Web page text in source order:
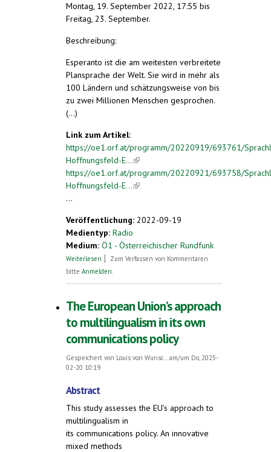
Montag, 19. September 2022, 17:55 bis
Freitag, 23. September.
Beschreibung:
Esperanto ist die am weitesten verbreitete
Plansprache der Welt. Sie wird in mehr als
100 Ländern und schätzungsweise von bis
zu zwei Millionen Menschen gesprochen.
(...)
Link zum Artikel:
https://oe1.orf.at/programm/20220919/693761/
Hoffnungsfeld-E...(link is external)
https://oe1.orf.at/programm/20220921/693758/
Hoffnungsfeld-E...(link is external)
...
Veröffentlichung: 2022-09-19
Medientyp: Radio
Medium: Ö1 - Österreichischer Rundfunk
Weiterlesen über Sprachliches Hoffnungsfeld
Zum Verfassen von Kommentaren
bitte Anmelden.
The European Union’s approach
to multilingualism in its own
communications policy
Gespeichert von Louis von Wunsc...am/um Do, 2025-
02-20 10:19
Abstract
This study assesses the EU’s approach to
multilingualism in
its communications policy. An innovative
mixed methods